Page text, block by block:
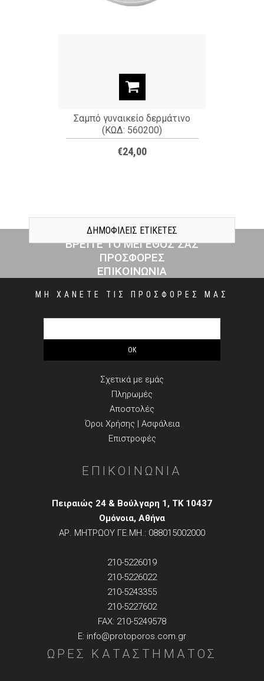
Σαμπό γυναικείο δερμάτινο
(ΚΩΔ: 560200)
€24,00
ΔΗΜΟΦΙΛΕΙΣ ΕΤΙΚΕΤΕΣ
ΒΡΕΙΤΕ ΤΟ ΜΕΓΕΘΟΣ ΣΑΣ
ΠΡΟΣΦΟΡΕΣ
ΕΠΙΚΟΙΝΩΝΙΑ
ΜΗ ΧΑΝΕΤΕ ΤΙΣ ΠΡΟΣΦΟΡΕΣ ΜΑΣ
ΠΛΗΡΟΦΟΡΙΕΣ
Σχετικά με εμάς
Πληρωμές
Αποστολές
Όροι Χρήσης | Ασφάλεια
Επιστροφές
ΕΠΙΚΟΙΝΩΝΙΑ
Πειραιώς 24 & Βούλγαρη 1, TK 10437
Ομόνοια, Αθήνα
ΑΡ. ΜΗΤΡΩΟΥ ΓΕ.ΜΗ.: 088015002000
210-5226019
210-5226022
210-5243355
210-5227602
FAX: 210-5249578
E: info@protoporos.com.gr
ΩΡΕΣ ΚΑΤΑΣΤΗΜΑΤΟΣ